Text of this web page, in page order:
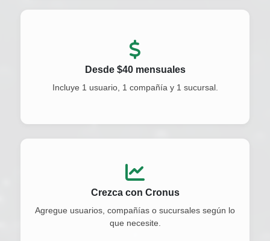
Desde $40 mensuales
Incluye 1 usuario, 1 compañía y 1 sucursal.
Crezca con Cronus
Agregue usuarios, compañías o sucursales según lo
que necesite.